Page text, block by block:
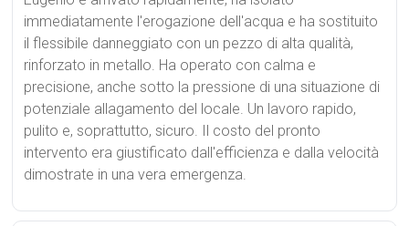
immediatamente l'erogazione dell'acqua e ha sostituito
il flessibile danneggiato con un pezzo di alta qualità,
rinforzato in metallo. Ha operato con calma e
precisione, anche sotto la pressione di una situazione di
potenziale allagamento del locale. Un lavoro rapido,
pulito e, soprattutto, sicuro. Il costo del pronto
intervento era giustificato dall'efficienza e dalla velocità
dimostrate in una vera emergenza.